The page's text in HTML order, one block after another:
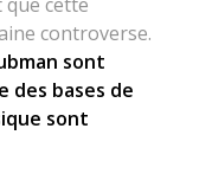
controverse.
sont
des bases de
sont